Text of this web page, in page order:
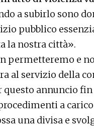
a subirlo sono
pubblico
la nostra città».
permetteremo e
al servizio della
questo annuncio fin
a
una divisa e